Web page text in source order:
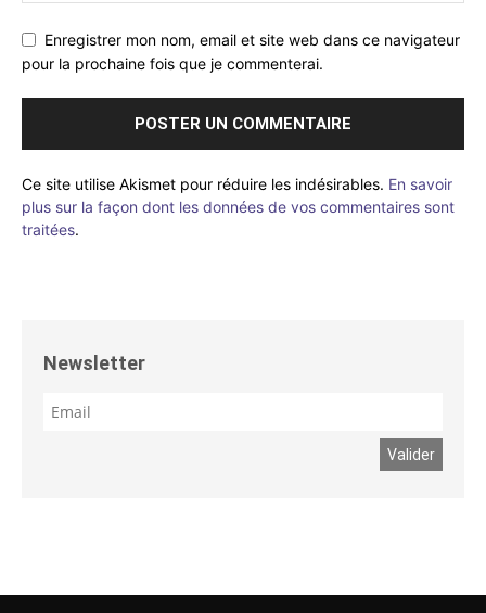
Enregistrer mon nom, email et site web dans ce navigateur
pour la prochaine fois que je commenterai.
Ce site utilise Akismet pour réduire les indésirables. En savoir
plus sur la façon dont les données de vos commentaires sont
traitées.
Newsletter